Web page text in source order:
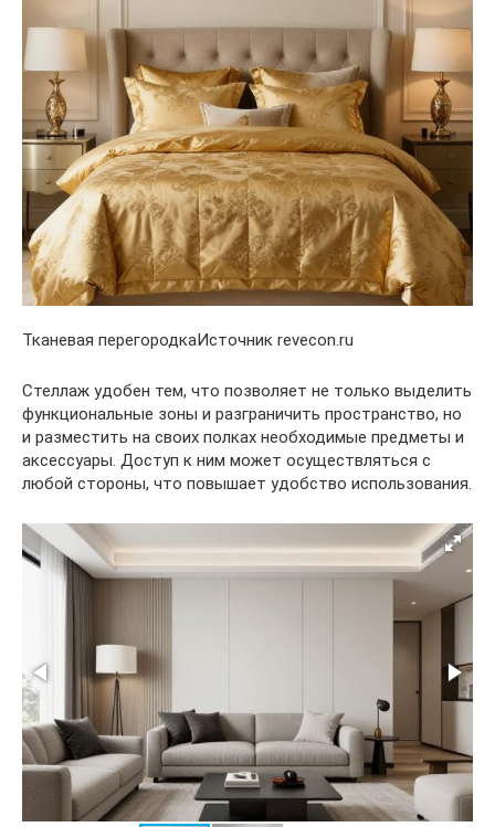
Тканевая перегородкаИсточник revecon.ru
Стеллаж удобен тем, что позволяет не только выделить
функциональные зоны и разграничить пространство, но
и разместить на своих полках необходимые предметы и
аксессуары. Доступ к ним может осуществляться с
любой стороны, что повышает удобство использования.